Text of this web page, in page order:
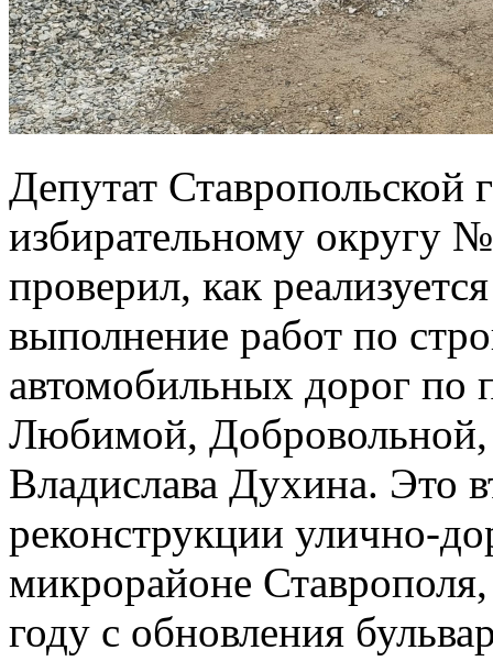
Депутат
избирательному округу
проверил, как
выполнение работ по
автомобильных дорог по
Любимой,
Владислава Духина. Это
реконструкции улично-
микрорайоне
году с обновления